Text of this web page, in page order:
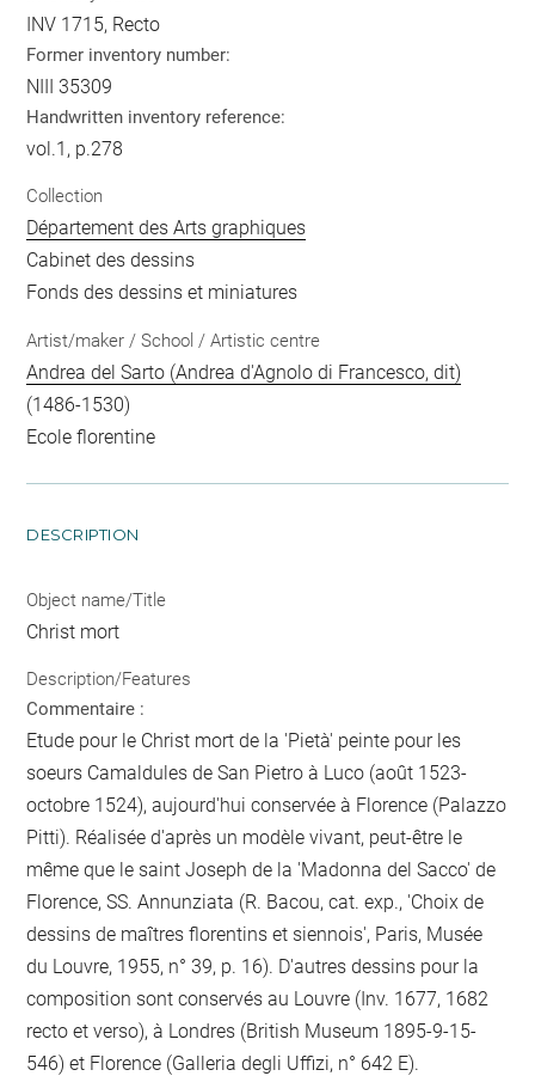
INV 1715, Recto
Former inventory number:
NIII 35309
Handwritten inventory reference:
vol.1, p.278
Collection
Département des Arts graphiques
Cabinet des dessins
Fonds des dessins et miniatures
Artist/maker / School / Artistic centre
Andrea del Sarto (Andrea d'Agnolo di Francesco, dit)
(1486-1530)
Ecole florentine
DESCRIPTION
Object name/Title
Christ mort
Description/Features
Commentaire :
Etude pour le Christ mort de la 'Pietà' peinte pour les
soeurs Camaldules de San Pietro à Luco (août 1523-
octobre 1524), aujourd'hui conservée à Florence (Palazzo
Pitti). Réalisée d'après un modèle vivant, peut-être le
même que le saint Joseph de la 'Madonna del Sacco' de
Florence, SS. Annunziata (R. Bacou, cat. exp., 'Choix de
dessins de maîtres florentins et siennois', Paris, Musée
du Louvre, 1955, n° 39, p. 16). D'autres dessins pour la
composition sont conservés au Louvre (Inv. 1677, 1682
recto et verso), à Londres (British Museum 1895-9-15-
546) et Florence (Galleria degli Uffizi, n° 642 E).